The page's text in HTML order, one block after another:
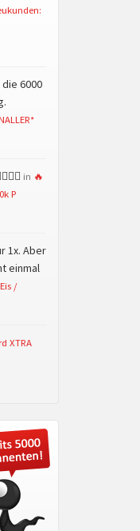
6000
in 🔥
P
1x. Aber
einmal
/
XTRA